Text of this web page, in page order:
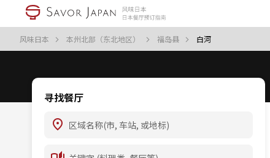
风味日本 本州北部（东北地区） 福岛县 白河
寻找餐厅